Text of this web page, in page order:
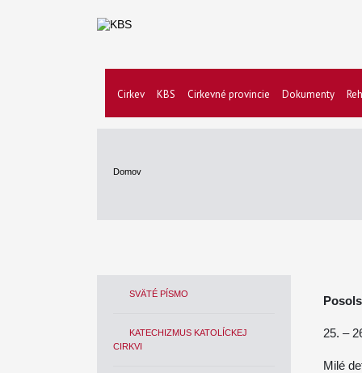
Cirkev KBS Cirkevné provincie Dokumenty
Domov
SVÄTÉ PÍSMO
KATECHIZMUS KATOLÍCKEJ
CIRKVI
25. –
Milé